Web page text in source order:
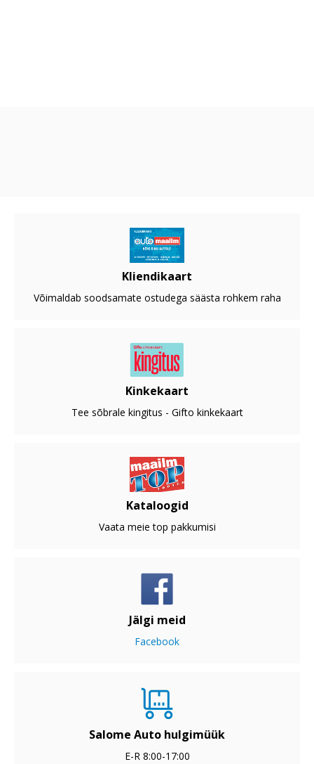
Kliendikaart
Võimaldab soodsamate ostudega säästa rohkem raha
Kinkekaart
Tee sõbrale kingitus - Gifto kinkekaart
Kataloogid
Vaata meie top pakkumisi
Jälgi meid
Facebook
Salome Auto hulgimüük
E-R 8:00-17:00